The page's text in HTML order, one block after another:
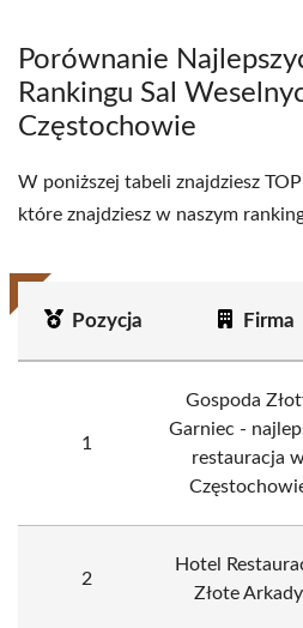
Porównanie
Rankingu Sal
Częstochowie
W poniższej tabeli znajdziesz
które znajdziesz w naszym
Pozycja Firma
1
Gospoda
Garniec -
restauracja
2
Hotel
Złote Arkady